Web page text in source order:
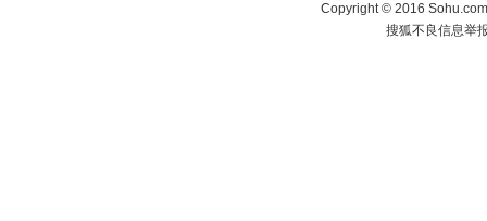
Copyright©2016
搜狐不良信息举